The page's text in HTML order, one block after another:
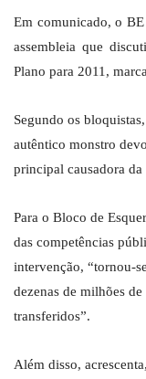
Em comunicado, o BE
assembleia que
Plano para 2011,
Segundo os
autêntico monstro
principal causadora
Para o Bloco de
das competências
intervenção, “tornou-
dezenas de milhões
transferidos”.
Além disso,